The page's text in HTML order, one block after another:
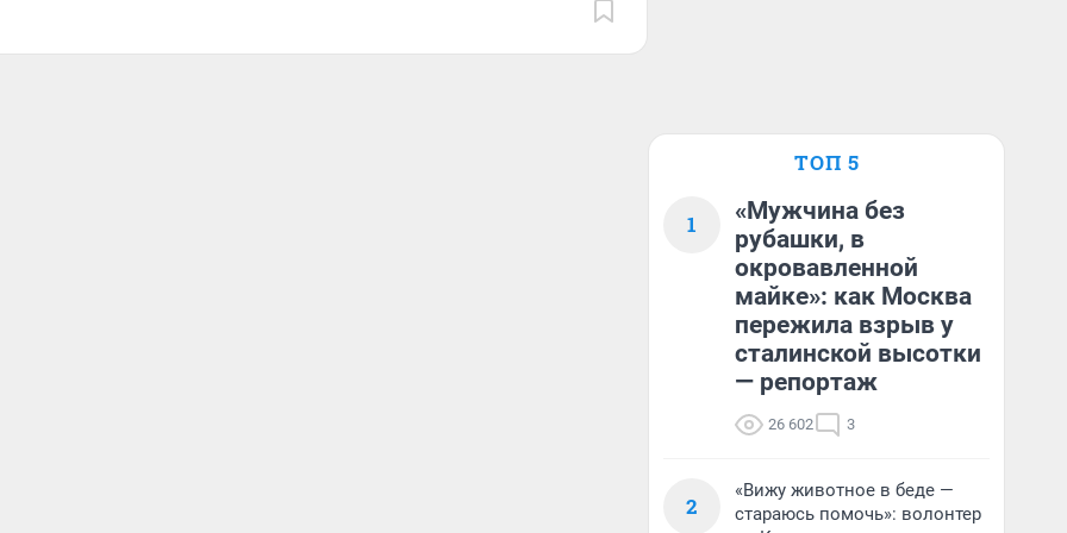
ТОП 5
1
«Мужчина без
рубашки, в
окровавленной
майке»: как Москва
пережила взрыв у
сталинской высотки
— репортаж
26 602 3
2
«Вижу животное в беде —
стараюсь помочь»: волонтер